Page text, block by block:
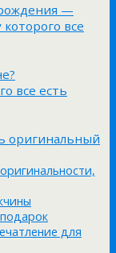
—
все
все есть
оригинальный
для